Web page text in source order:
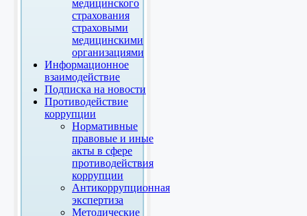
медицинского
страхования
страховыми
медицинскими
организациями
Информационное
взаимодействие
Подписка на новости
Противодействие
коррупции
Нормативные
правовые и иные
акты в сфере
противодействия
коррупции
Антикоррупционная
экспертиза
Методические